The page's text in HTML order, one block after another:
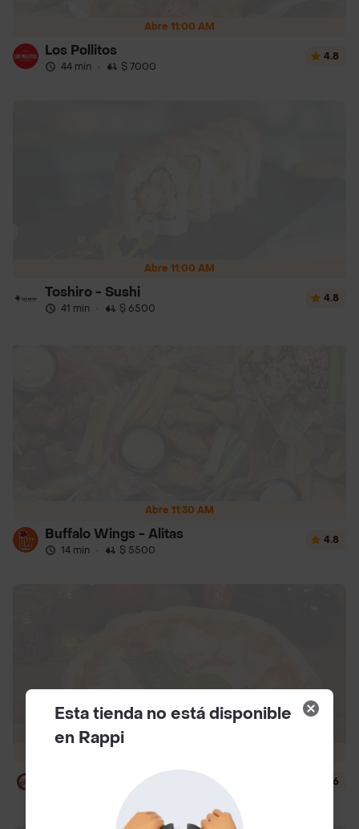
Abre 11:00 AM
Los Pollitos
44 min · $ 7000
4.8
Abre 11:00 AM
Toshiro - Sushi
41 min · $ 6500
4.8
Abre 11:30 AM
Buffalo Wings - Alitas
14 min · $ 5500
4.8
$ 5500
4.6
Esta tienda no está disponible
en Rappi